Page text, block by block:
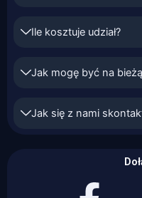
Ile kosztuje udział?
Jak mogę być na
Jak się z nami